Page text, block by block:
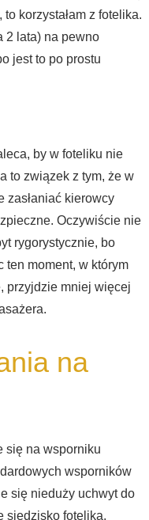
korzystałam z fotelika.
2 lata) na pewno
jest to po prostu
by w foteliku nie
to związek z tym, że w
zasłaniać kierowcy
Oczywiście nie
rygorystycznie, bo
ten moment, w którym
przyjdzie mniej więcej
na
się na wsporniku
wsporników
się nieduży uchwyt do
siedzisko fotelika.